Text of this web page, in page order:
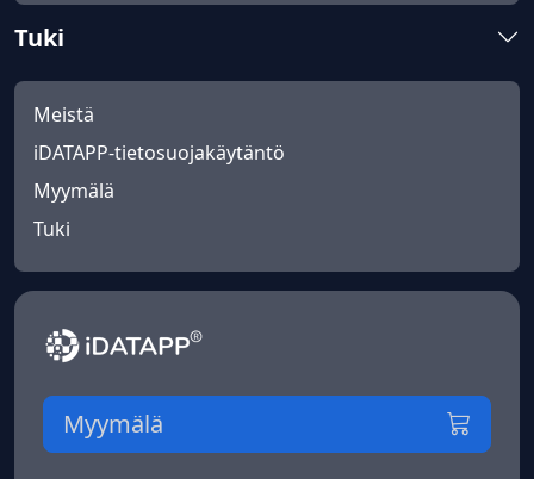
Tuki
Meistä
iDATAPP-tietosuojakäytäntö
Myymälä
Tuki
Myymälä